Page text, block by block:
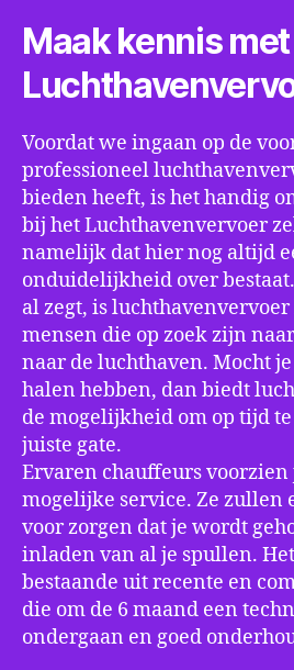
Maak kennis met
Voordat we ingaan op de
professioneel
bieden heeft, is het handig
bij het Luchthavenvervoer
namelijk dat hier nog altijd
onduidelijkheid over
al zegt, is
mensen die op zoek zijn
naar de luchthaven. Mocht
halen hebben, dan biedt
de mogelijkheid om op tijd
juiste gate.
Ervaren chauffeurs voorzien
mogelijke service. Ze zullen
voor zorgen dat je wordt
inladen van al je spullen.
bestaande uit recente en
die om de 6 maand een
ondergaan en goed